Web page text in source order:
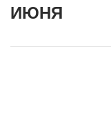
ИЮНЯ